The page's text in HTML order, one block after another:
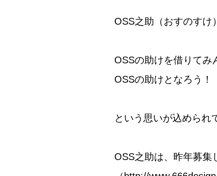
OSS之助（おすのすけ
OSSの助けを借りてみ
OSSの助けとなろう！
という思いが込められ
OSS之助は、 昨年募集